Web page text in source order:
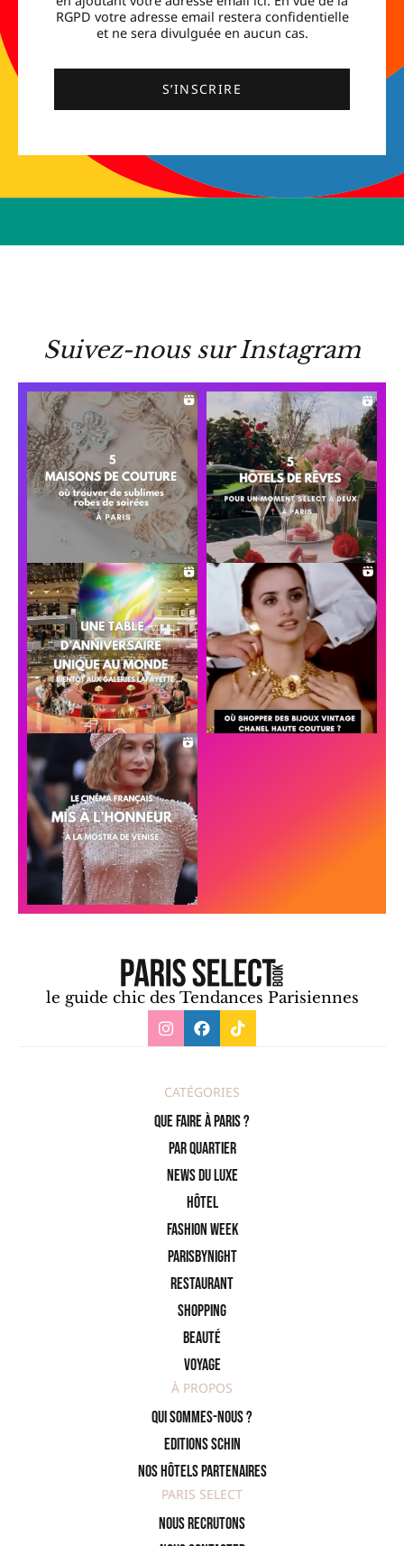
RGPD votre adresse email restera confidentielle
et ne sera divulguée en aucun cas.
S’INSCRIRE
Suivez-nous sur Instagram
le guide chic des Tendances Parisiennes
CATÉGORIES
Que faire à Paris ?
PAR QUARTIER
News du Luxe
Hôtel
Fashion Week
ParisByNight
Restaurant
Shopping
Beauté
Voyage
À PROPOS
Qui sommes-nous ?
Editions SCHIN
Nos hôtels partenaires
PARIS SELECT
Nous recrutons